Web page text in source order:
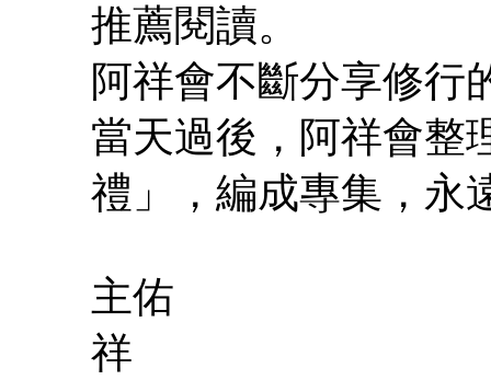
推薦閱讀。
阿祥會不斷分享修行
當天過後，阿祥會整
禮」，編成專集，永
主佑
祥